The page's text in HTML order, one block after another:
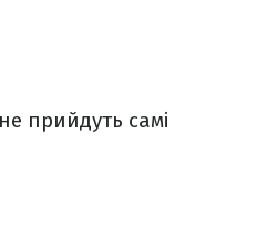
прийдуть самі